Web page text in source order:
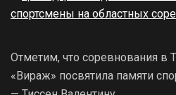
Отметим, что соревнования в
«Вираж» посвятила памяти